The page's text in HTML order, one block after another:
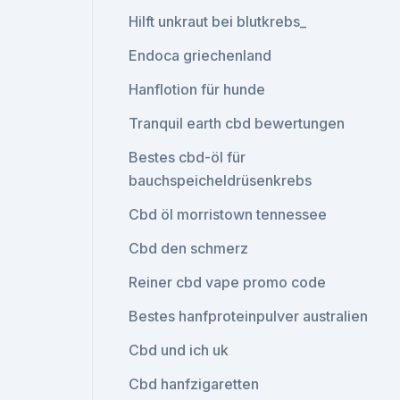
Hilft unkraut bei blutkrebs_
Endoca griechenland
Hanflotion für hunde
Tranquil earth cbd bewertungen
Bestes cbd-öl für
bauchspeicheldrüsenkrebs
Cbd öl morristown tennessee
Cbd den schmerz
Reiner cbd vape promo code
Bestes hanfproteinpulver australien
Cbd und ich uk
Cbd hanfzigaretten